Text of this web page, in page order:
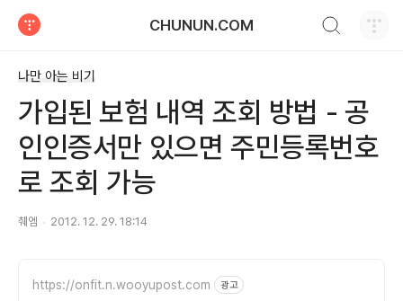
CHUNUN.COM
나만 아는 비기
가입된 보험 내역 조회 방법 - 공
인인증서만 있으면 주민등록번호
로 조회 가능
췌엠 2012. 12. 29. 18:14
https://onfit.n.wooyupost.com 광고